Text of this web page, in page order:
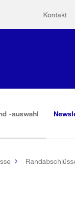
Kontakt
-auswahl (aktiv)